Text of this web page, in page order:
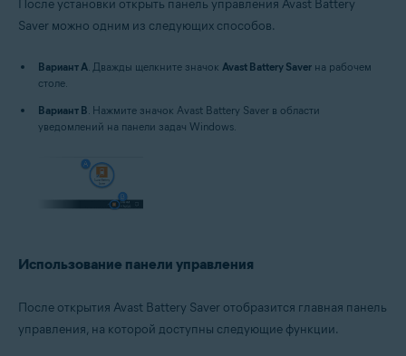
После установки открыть панель управления Avast Battery
Saver можно одним из следующих способов.
Вариант A. Дважды щелкните значок Avast Battery Saver на рабочем
столе.
Вариант B. Нажмите значок Avast Battery Saver в области
уведомлений на панели задач Windows.
Использование панели управления
После открытия Avast Battery Saver отобразится главная панель
управления, на которой доступны следующие функции.